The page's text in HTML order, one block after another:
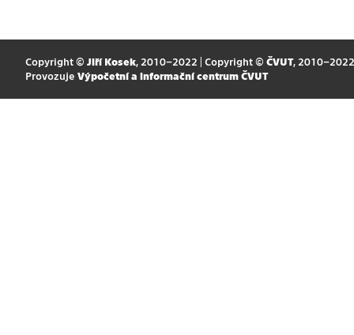
Copyright © Jiří Kosek, 2010–2022 | Copyright © ČVUT, 2010–2022
Provozuje Výpočetní a informační centrum ČVUT